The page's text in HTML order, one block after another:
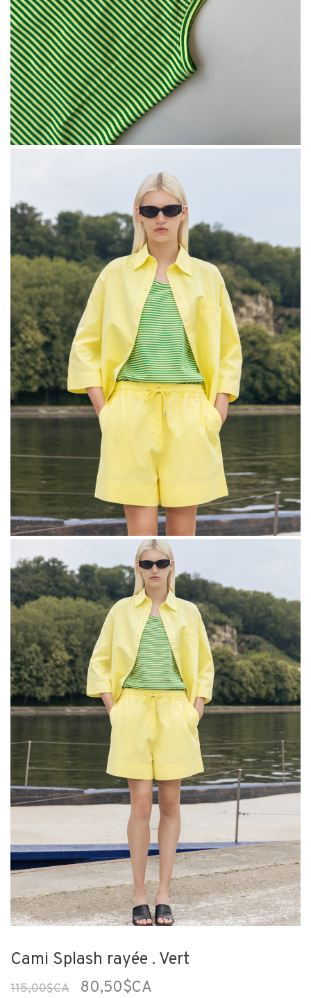
Cami Splash rayée . Vert
115,00$CA 80,50$CA